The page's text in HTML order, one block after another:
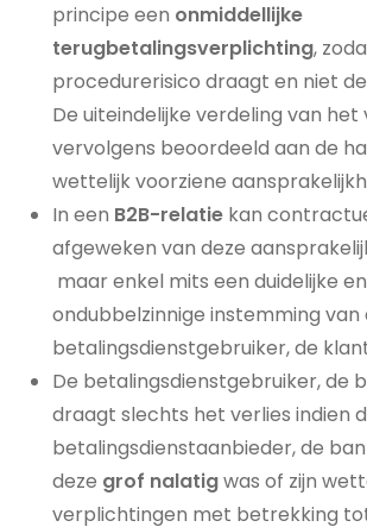
principe een onmiddellijke
terugbetalingsverplichting,
procedurerisico draagt en niet
De uiteindelijke verdeling van
vervolgens beoordeeld aan de
wettelijk voorziene
In een B2B-relatie kan
afgeweken van deze
maar enkel mits een duidelijke en
ondubbelzinnige instemming van
betalingsdienstgebruiker, de
De betalingsdienstgebruiker, de
draagt slechts het verlies indien
betalingsdienstaanbieder, de
deze grof nalatigwas of zijn
verplichtingen met betrekking